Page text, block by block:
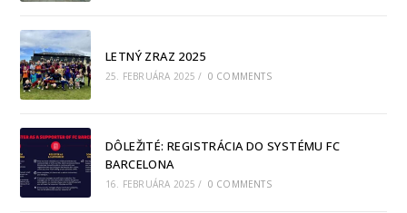
LETNÝ ZRAZ 2025
25. FEBRUÁRA 2025 / 0 COMMENTS
DÔLEŽITÉ: REGISTRÁCIA DO SYSTÉMU FC
BARCELONA
16. FEBRUÁRA 2025 / 0 COMMENTS